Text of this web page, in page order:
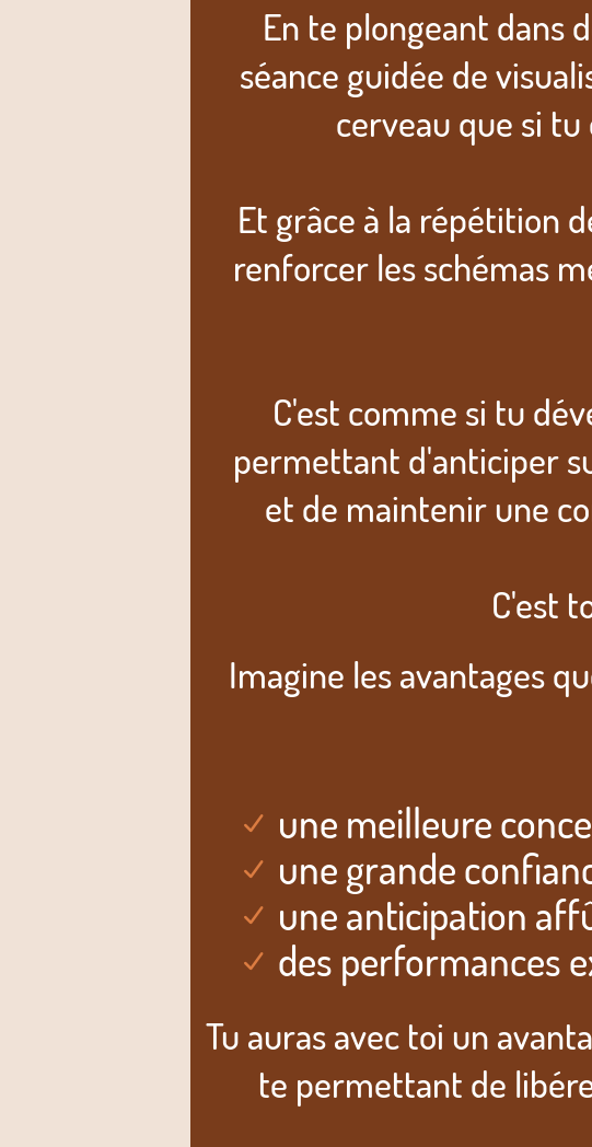
En te plongeant dans
séance guidée de
cerveau que si
Et grâce à la répétition
renforcer les schémas
C'est comme si tu
permettant d'anticiper
et de maintenir une
C'est
Imagine les avantages
une meilleure
une grande
une anticipation
des performances
Tu auras avec toi un
te permettant de